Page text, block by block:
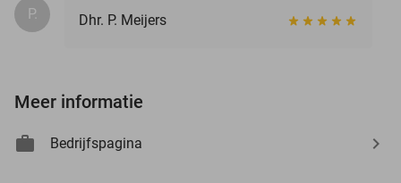
P. Dhr. P. Meijers
Meer informatie
Bedrijfspagina